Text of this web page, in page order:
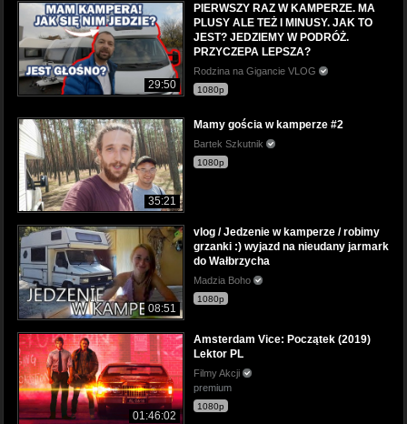
29:50
PIERWSZY RAZ W KAMPERZE. MA
PLUSY ALE TEŻ I MINUSY. JAK TO
JEST? JEDZIEMY W PODRÓŻ.
PRZYCZEPA LEPSZA?
Rodzina na Gigancie VLOG
1080p
35:21
Mamy gościa w kamperze #2
Bartek Szkutnik
1080p
08:51
vlog / Jedzenie w kamperze / robimy
grzanki :) wyjazd na nieudany jarmark
do Wałbrzycha
Madzia Boho
1080p
01:46:02
Amsterdam Vice: Początek (2019)
Lektor PL
Filmy Akcji
premium
1080p